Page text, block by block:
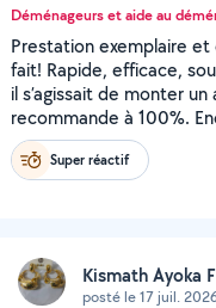
Déménageurs et aide au
Prestation exemplaire et
fait! Rapide, efficace,
il s’agissait de monter
recommande à 100%.
Super réactif
Kismath Ayoka
posté le 17 juil.